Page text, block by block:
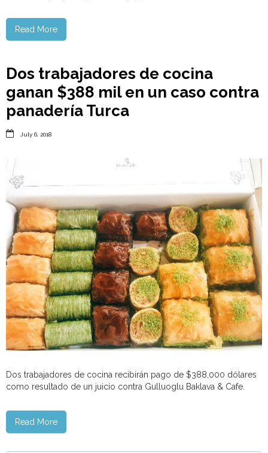
Read More
Dos trabajadores de cocina
ganan $388 mil en un caso contra
panadería Turca
 July 6, 2018
Dos trabajadores de cocina recibirán pago de $388,000 dólares
como resultado de un juicio contra Gulluoglu Baklava & Cafe.
Read More